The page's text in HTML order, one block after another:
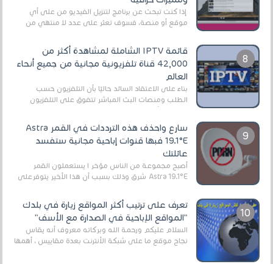
إذا كنت تبحث عن برنامج لتنزيل الفيديو من على أي
موقع أو منصة، فسوف تعثر على عدد لا منتهي من
قائمة IPTV الشاملة لمشاهدة أكثر من
42,000 قناة تلفزيونية مجانية من جميع أنحاء
العالم
بناءً على الاعتقاد السائد حاليًا بأن التلفزيون حسب
الطلب ومنصات البث المباشر تتفوق على التلفزيون
الرقمي الأرضي التقليدي، يُعدّ IPTV-org خيار...
سارع واحذف هذه الترددات في القمر Astra
19.1°E فبها قنوات إباحية مجانية ستفسد
عائلتك
أصبح مجموعة من الناس مؤخر ا يستعملون القمر
Astra 19.1°E شرق وذلك بسبب أن هذا الأخير يتوفرعلى
تعرف على ترتيب أكثر المواقع زيارة في بلدك
"المواقع الإباحية في الصدارة مع الأسف"
السلام عليكم ورحمة الله وبركاته معروف أنه يقاس
نجاح موقع ما على شبكة الأنترنت بعدة مقاييس ، أهمها